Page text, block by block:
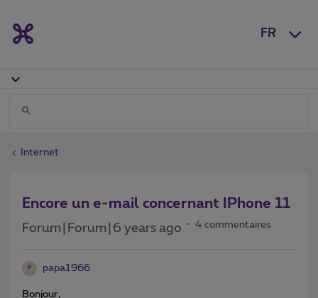
FR
Internet
Encore un e-mail concernant IPhone 11
Forum|Forum|6 years ago 4 commentaires
P papa1966
Bonjour,